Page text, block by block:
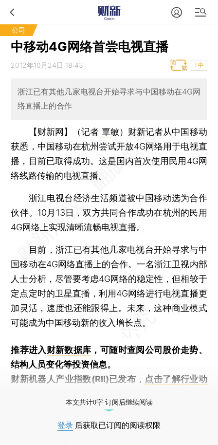
公司
中移动4G网络首尝电视直播
2012年10月24日 18:43 T中
浙江已有其他几家电视台开始寻求与中国移动在4G网
络直播上的合作
【财新网】（记者 覃敏） 财新记者从中国移动
获悉，中国移动在杭州尝试开放4G网络用于电视直
播，目前已取得成功。这是国内首次使用民用4G网
络线路传输的电视直播。
浙江电视台经济生活频道被中国移动选为合作
伙伴。10月13日，双方共同合作成功在杭州的民用
4G网络上实现清晰流畅电视直播。
目前，浙江已有其他几家电视台开始寻求与中
国移动在4G网络直播上的合作。一名浙江卫视内部
人士分析，尽管要考虑4G网络的稳定性，但相较于
定点定时的卫星直播，利用4G网络进行电视直播更
加灵活，速度也还能跟得上。未来，这种商业模式
可能成为中国移动新的收入增长点。
推荐进入财新数据库 ，可随时查阅公司股价走势、
结构人员变化等投资信息。
财新机器人产业指数(RII)已发布， 点击了解行业动
本文共计0字 订阅后继续阅读
登录 后获取已订阅的阅读权限